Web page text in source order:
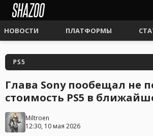
НОВОСТИ ПЛАТФОРМЫ
PS5
Глава Sony пообещал не
стоимость PS5 в
Miltroen
12:30, 10 мая 2026